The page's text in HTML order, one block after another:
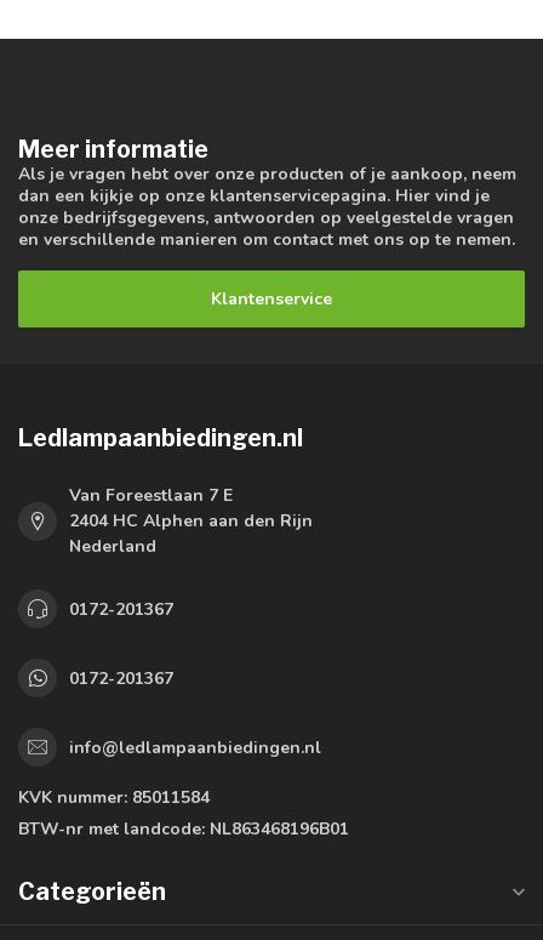
Meer informatie
Als je vragen hebt over onze producten of je aankoop, neem
dan een kijkje op onze klantenservicepagina. Hier vind je
onze bedrijfsgegevens, antwoorden op veelgestelde vragen
en verschillende manieren om contact met ons op te nemen.
Klantenservice
Ledlampaanbiedingen.nl
Van Foreestlaan 7 E
2404 HC Alphen aan den Rijn
Nederland
0172-201367
0172-201367
info@ledlampaanbiedingen.nl
KVK nummer: 85011584
BTW-nr met landcode: NL863468196B01
Categorieën